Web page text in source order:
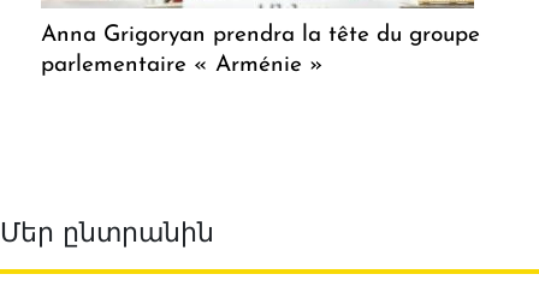
Anna Grigoryan prendra la tête du groupe
parlementaire « Arménie »
Մեր ընտրանին